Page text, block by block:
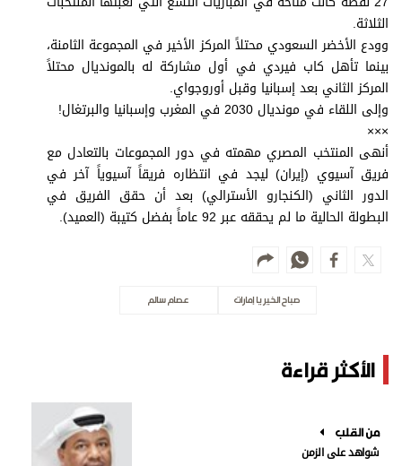
الثلاثة.
وودع الأخضر السعودي محتلاً المركز الأخير في المجموعة الثامنة،
بينما تأهل كاب فيردي في أول مشاركة له بالمونديال محتلاً
المركز الثاني بعد إسبانيا وقبل أوروجواي.
وإلى اللقاء في مونديال 2030 في المغرب وإسبانيا والبرتغال!
×××
أنهى المنتخب المصري مهمته في دور المجموعات بالتعادل مع
فريق آسيوي (إيران) ليجد في انتظاره فريقاً آسيوياً آخر في
الدور الثاني (الكنجارو الأسترالي) بعد أن حقق الفريق في
البطولة الحالية ما لم يحققه عبر 92 عاماً بفضل كتيبة (العميد).
صباح الخير يا إمارات عصام سالم
الأكثر قراءة
من القلب
شواهد على الزمن